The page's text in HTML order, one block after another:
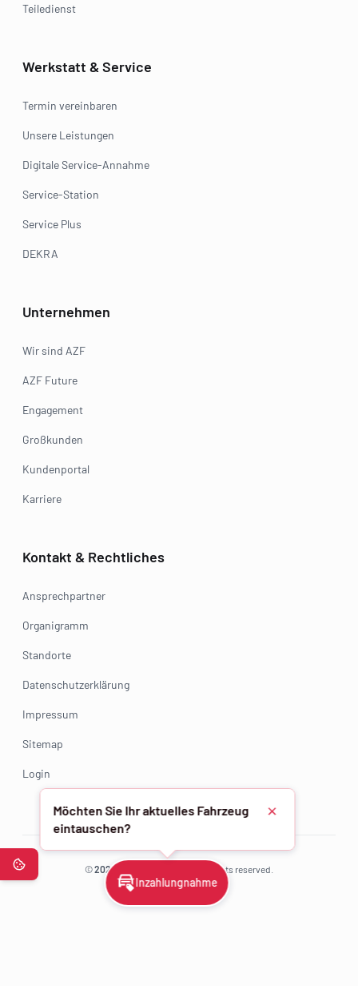
Teiledienst
Werkstatt & Service
Termin vereinbaren
Unsere Leistungen
Digitale Service-Annahme
Service-Station
Service Plus
DEKRA
Unternehmen
Wir sind AZF
AZF Future
Engagement
Großkunden
Kundenportal
Karriere
Kontakt & Rechtliches
Ansprechpartner
Organigramm
Standorte
Datenschutzerklärung
Impressum
Sitemap
Login
©2025 - 2026
AZF Gruppe. All rights reserved.
0.179.350
Inzahlungnahme
Möchten Sie Ihr aktuelles Fahrzeug
eintauschen?
Schließen